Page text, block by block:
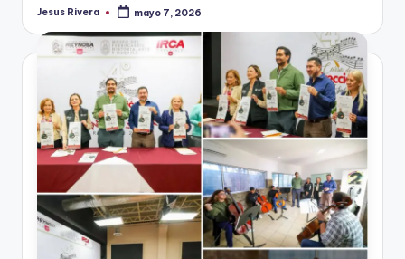
Publicado
Jesus Rivera mayo 7, 2026